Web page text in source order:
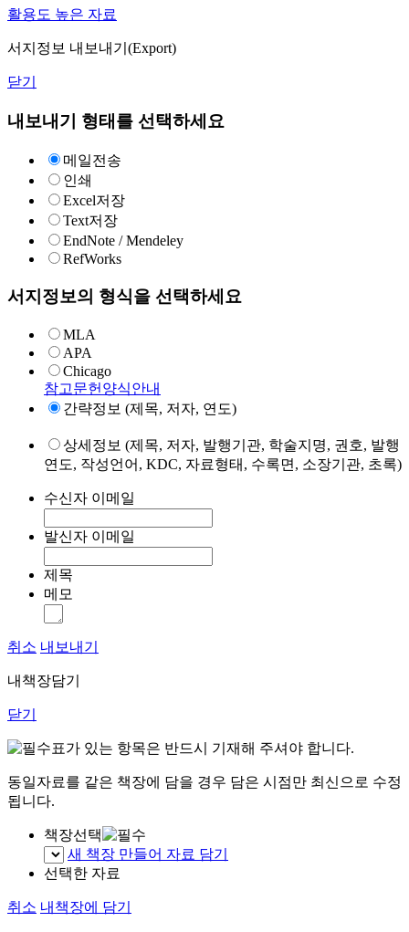
활용도 높은 자료
서지정보 내보내기(Export)
닫기
내보내기 형태를 선택하세요
메일전송
인쇄
Excel저장
Text저장
EndNote / Mendeley
RefWorks
서지정보의 형식을 선택하세요
MLA
APA
Chicago
참고문헌양식안내
간략정보 (제목, 저자, 연도)
상세정보 (제목, 저자, 발행기관, 학술지명, 권호, 발행
연도, 작성언어, KDC, 자료형태, 수록면, 소장기관, 초록)
수신자 이메일
발신자 이메일
제목
메모
취소 내보내기
내책장담기
닫기
표가 있는 항목은 반드시 기재해 주셔야 합니다.
동일자료를 같은 책장에 담을 경우 담은 시점만 최신으로 수정
됩니다.
책장선택
새 책장 만들어 자료 담기
선택한 자료
취소 내책장에 담기